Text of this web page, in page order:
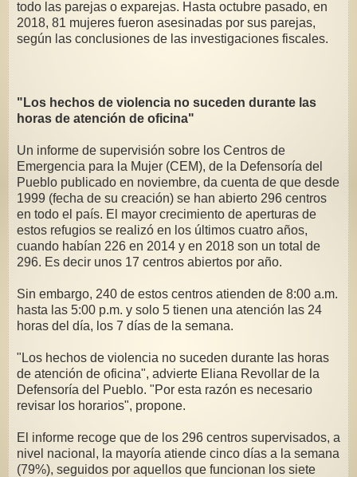
todo las parejas o exparejas. Hasta octubre pasado, en
2018, 81 mujeres fueron asesinadas por sus parejas,
según las conclusiones de las investigaciones fiscales.
"Los hechos de violencia no suceden durante las
horas de atención de oficina"
Un informe de supervisión sobre los Centros de
Emergencia para la Mujer (CEM), de la Defensoría del
Pueblo publicado en noviembre, da cuenta de que desde
1999 (fecha de su creación) se han abierto 296 centros
en todo el país. El mayor crecimiento de aperturas de
estos refugios se realizó en los últimos cuatro años,
cuando habían 226 en 2014 y en 2018 son un total de
296. Es decir unos 17 centros abiertos por año.
Sin embargo, 240 de estos centros atienden de 8:00 a.m.
hasta las 5:00 p.m. y solo 5 tienen una atención las 24
horas del día, los 7 días de la semana.
"Los hechos de violencia no suceden durante las horas
de atención de oficina", advierte Eliana Revollar de la
Defensoría del Pueblo. "Por esta razón es necesario
revisar los horarios", propone.
El informe recoge que de los 296 centros supervisados, a
nivel nacional, la mayoría atiende cinco días a la semana
(79%), seguidos por aquellos que funcionan los siete